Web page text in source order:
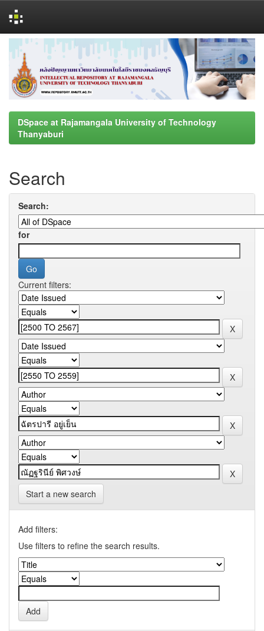
navigation
DSpace at Rajamangala University of Technology
Thanyaburi
Search
Search:
for
Current filters:
Start a new search
Add filters:
Use filters to refine the search results.